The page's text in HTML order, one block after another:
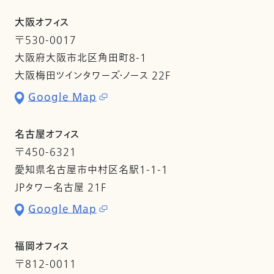
大阪オフィス
〒530-0017
大阪府大阪市北区角田町8-1
大阪梅田ツインタワーズ・ノース 22F
Google Map
名古屋オフィス
〒450-6321
愛知県名古屋市中村区名駅1-1-1
JPタワー名古屋 21F
Google Map
福岡オフィス
〒812-0011